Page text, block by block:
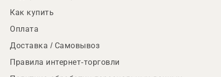
Как купить
Оплата
Доставка / Самовывоз
Правила интернет-торговли